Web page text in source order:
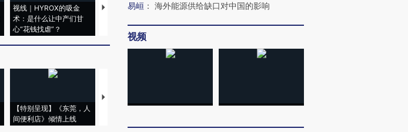
视线｜HYROX的吸金
术：是什么让中产们甘
心“花钱找虐”？
马航飞行员跨国走私7万
视线｜被称为“蟑螂”的印
【特别呈现】《东莞，人
间便利店》倾情上线
【推广】走进第四届链博
会，让数智科技“链”接产
【特别呈现】寻找100种
CFO：不靠规模取胜，华
易峘 ： 海外能源供给缺口对中国的影响
视频